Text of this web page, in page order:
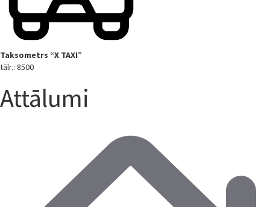
Taksometrs “X TAXI”
tālr.: 8500
Attālumi